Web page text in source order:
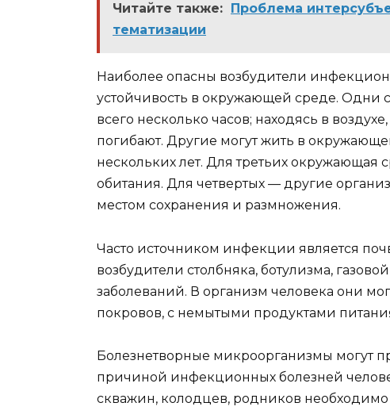
Читайте также:
Проблема
тематизации
Наиболее опасны возбудители
устойчивость в окружающей среде. Одни
всего несколько часов; находясь в
погибают. Другие могут жить в
нескольких лет. Для третьих окружающая
обитания. Для четвертых — другие
местом сохранения и размножения.
Часто источником инфекции является
возбудители столбняка, ботулизма,
заболеваний. В организм человека они
покровов, с немытыми продуктами
Болезнетворные микроорганизмы могут
причиной инфекционных болезней
скважин, колодцев, родников